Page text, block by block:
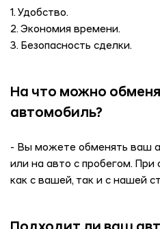
1. Удобство.
2. Экономия времени.
3. Безопасность сделки.
На что можно
автомобиль?
- Вы можете обменять ваш
или на авто с пробегом.
как с вашей, так и с нашей